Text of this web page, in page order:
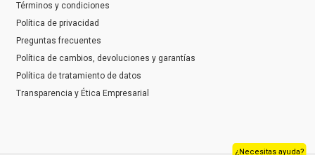
Términos y condiciones
Política de privacidad
Preguntas frecuentes
Política de cambios, devoluciones y garantías
Política de tratamiento de datos
Transparencia y Ética Empresarial
¿Necesitas ayuda?